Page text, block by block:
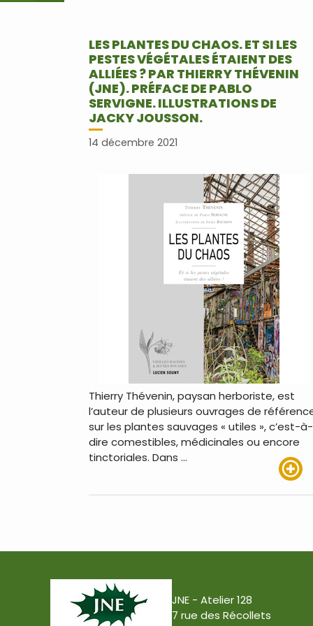
LES PLANTES DU CHAOS. ET SI LES
PESTES VÉGÉTALES ÉTAIENT DES
ALLIÉES ? PAR THIERRY THÉVENIN
(JNE). PRÉFACE DE PABLO
SERVIGNE. ILLUSTRATIONS DE
JACKY JOUSSON.
14 décembre 2021
Thierry Thévenin, paysan herboriste, est
l’auteur de plusieurs ouvrages de
sur les plantes sauvages « utiles », c’est-à-
dire comestibles, médicinales ou encore
tinctoriales. Dans …
JNE - Atelier 128
7 rue des Récollets